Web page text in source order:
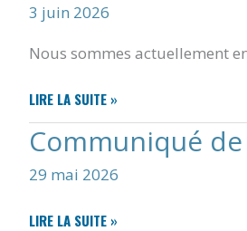
3 juin 2026
Nous sommes actuellement
ARRÊTÉ
PRÉFECTORAL
N°26EB524
PORTANT
LIMITATION
DES
LIRE LA SUITE »
Communiqué
29 mai 2026
COMMUNIQUÉ
LIRE LA SUITE »